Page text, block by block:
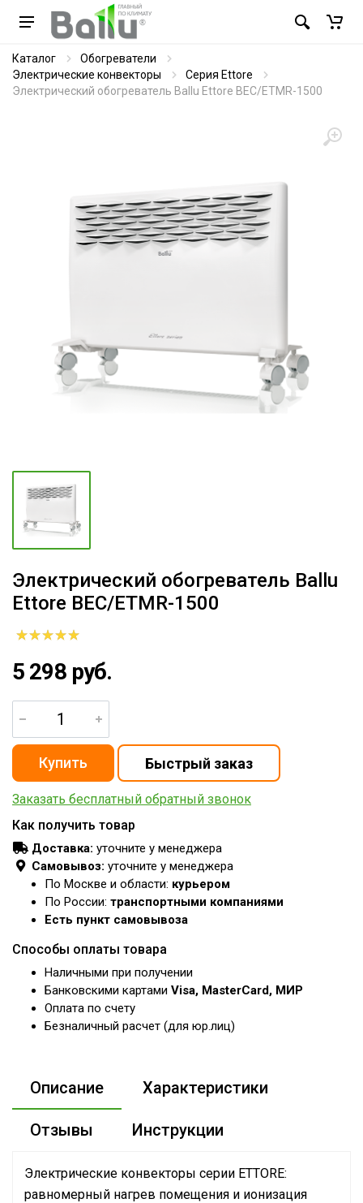
Каталог
Обогреватели
Электрические конвекторы
Серия Ettore
Электрический обогреватель Ballu Ettore BEC/ETMR-1500
Электрический обогреватель Ballu
Ettore BEC/ETMR-1500
5 298 руб.
Заказать бесплатный обратный звонок
Как получить товар
Доставка: уточните у менеджера
Самовывоз: уточните у менеджера
По Москве и области: курьером
По России: транспортными компаниями
Есть пункт самовывоза
Способы оплаты товара
Наличными при получении
Банковскими картами Visa, MasterCard, МИР
Оплата по счету
Безналичный расчет (для юр.лиц)
Описание Характеристики
Отзывы Инструкции
Электрические конвекторы серии ETTORE:
равномерный нагрев помещения и ионизация